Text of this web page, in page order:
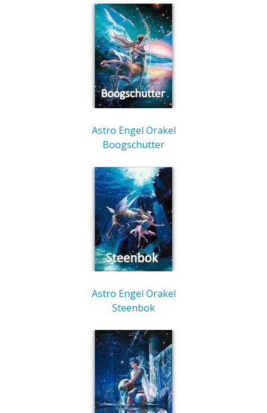
Astro Engel Orakel
Boogschutter
Astro Engel Orakel
Steenbok